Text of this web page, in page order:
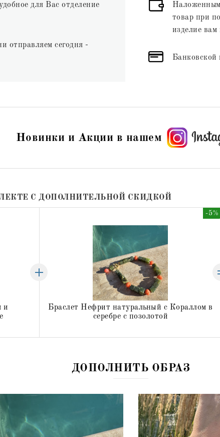
для Вас отделение
отправляем сегодня -
товар при
изделие вам
Новинки и Акции в нашем
С ДОПОЛНИТЕЛЬНОЙ СКИДКОЙ
и
-5%
Браслет Нефрит натуральный с Кораллом в
серебре с позолотой
ДОПОЛНИТЬ ОБРАЗ